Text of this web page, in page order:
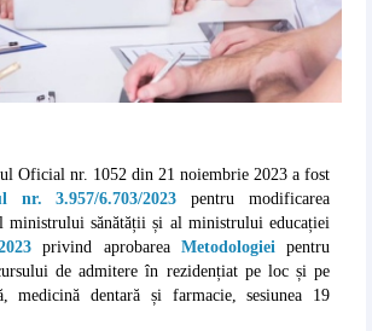
Oficial nr. 1052 din 21 noiembrie 2023 a fost
nr. 3.957/6.703/2023 pentru modificarea
ministrului sănătății și al ministrului educației
privind aprobarea Metodologieipentru
de admitere în rezidențiat pe loc și pe
medicină dentară și farmacie, sesiunea 19